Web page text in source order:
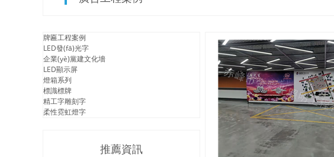
牌匾工程案例
LED發(fā)光字
企業(yè)黨建文化墻
LED顯示屏
燈箱系列
標識標牌
精工字雕刻字
柔性霓虹燈字
推薦資訊